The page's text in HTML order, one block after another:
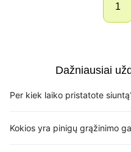
1
Dažniausiai
Per kiek laiko pristatote
Kokios yra pinigų grąžinimo